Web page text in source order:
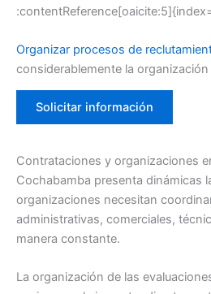
Organizar procesos de
considerablemente la
Solicitar información
Contrataciones y organizaciones
Cochabamba presenta dinámicas
organizaciones necesitan
administrativas, comerciales,
manera constante.
La organización de las